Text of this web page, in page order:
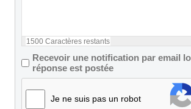
1500 Caractères restants
Recevoir une notification par email
réponse est postée
Je ne suis pas un robot